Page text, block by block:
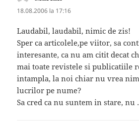
18.08.2006 la 17:16
Laudabil, laudabil, nimic de zis!
Sper ca articolele,pe viitor, sa
interesante, ca nu am citit decat
mai toate revistele si publicatiile
intampla, la noi chiar nu vrea
lucrilor pe nume?
Sa cred ca nu suntem in stare, nu